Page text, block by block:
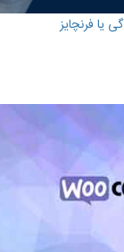
یا فرنچایز